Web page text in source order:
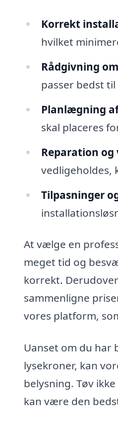
Korrekt
hvilket
Rådgivning
passer bedst
Planlægning
skal placeres
Reparation og
vedligeholdes,
Tilpasninger
At vælge en
meget tid og
korrekt.
sammenligne
vores platform,
Uanset om du har
lysekroner, kan
belysning. Tøv
kan være den